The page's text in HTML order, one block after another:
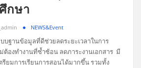
กษา
NEWS&Event
บบฐานข้อมูลที่ดีช่วยลดระยะเวลาในการ
ต้องทำงานที่ซ้ำซ้อน ลดภาระงานเอกสาร มี
ตรียมการเรียนการสอนได้มากขึ้น รวมทั้ง